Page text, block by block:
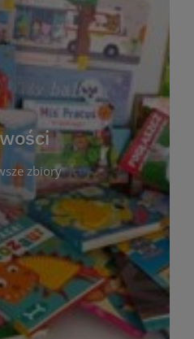
zbiory
najnowsze książki,
które właśnie trafiły do
Publicznej w
aktualizujemy listę,
bieżąco odkrywać świeże
wydawnicze. Każda
jest krótkim opisem i
w katalogu. Zachęcamy
– nowości pojawiają się
Dzięki tej zakładce
co warto przeczytać